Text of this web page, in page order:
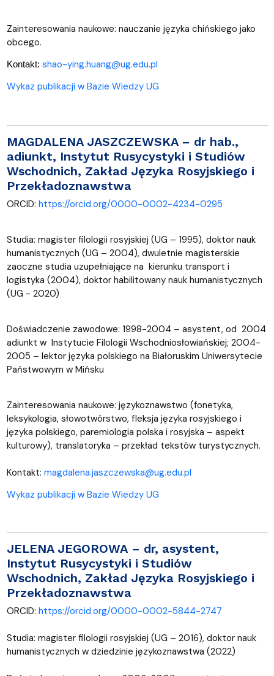
Zainteresowania naukowe: nauczanie języka chińskiego jako
obcego.
Kontakt: shao-ying.huang@ug.edu.pl
Wykaz publikacji w Bazie Wiedzy UG
MAGDALENA JASZCZEWSKA – dr hab.,
adiunkt, Instytut Rusycystyki i Studiów
Wschodnich, Zakład Języka Rosyjskiego i
Przekładoznawstwa
ORCID: https://orcid.org/0000-0002-4234-0295
Studia: magister filologii rosyjskiej (UG – 1995), doktor nauk
humanistycznych (UG – 2004), dwuletnie magisterskie
zaoczne studia uzupełniające na kierunku transport i
logistyka (2004), doktor habilitowany nauk humanistycznych
(UG - 2020)
Doświadczenie zawodowe: 1998-2004 – asystent, od 2004
adiunkt w Instytucie Filologii Wschodniosłowiańskiej; 2004-
2005 – lektor języka polskiego na Białoruskim Uniwersytecie
Państwowym w Mińsku
Zainteresowania naukowe: językoznawstwo (fonetyka,
leksykologia, słowotwórstwo, fleksja języka rosyjskiego i
języka polskiego, paremiologia polska i rosyjska – aspekt
kulturowy), translatoryka – przekład tekstów turystycznych.
Kontakt: magdalena.jaszczewska@ug.edu.pl
Wykaz publikacji w Bazie Wiedzy UG
JELENA JEGOROWA– dr, asystent,
Instytut Rusycystyki i Studiów
Wschodnich, Zakład Języka Rosyjskiego i
Przekładoznawstwa
ORCID: https://orcid.org/0000-0002-5844-2747
Studia: magister filologii rosyjskiej (UG – 2016), doktor nauk
humanistycznych w dziedzinie językoznawstwa (2022)